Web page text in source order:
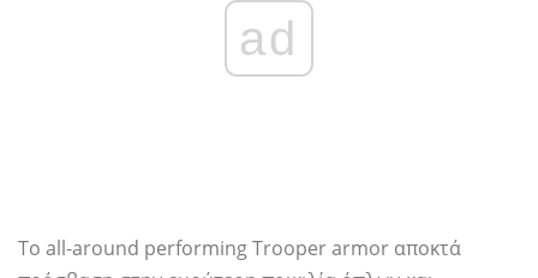
ad
Το all-around performing Trooper armor αποκτά